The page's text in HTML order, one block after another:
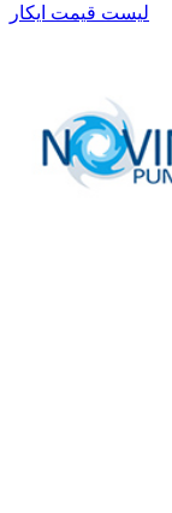
لیست قیمت ایکار